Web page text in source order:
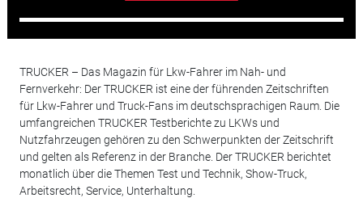
TRUCKER – Das Magazin für Lkw-Fahrer im Nah- und
Fernverkehr: Der TRUCKER ist eine der führenden Zeitschriften
für Lkw-Fahrer und Truck-Fans im deutschsprachigen Raum. Die
umfangreichen TRUCKER Testberichte zu LKWs und
Nutzfahrzeugen gehören zu den Schwerpunkten der Zeitschrift
und gelten als Referenz in der Branche. Der TRUCKER berichtet
monatlich über die Themen Test und Technik, Show-Truck,
Arbeitsrecht, Service, Unterhaltung.